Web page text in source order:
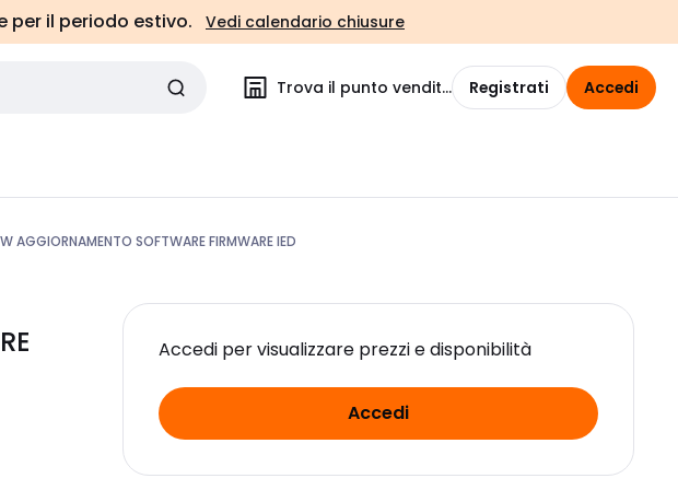
per il periodo estivo. Vedi calendario chiusure
Trova il punto vendita Registrati Accedi
AGGIORNAMENTO SOFTWARE FIRMWARE IED
Accedi per visualizzare prezzi e disponibilità
Accedi